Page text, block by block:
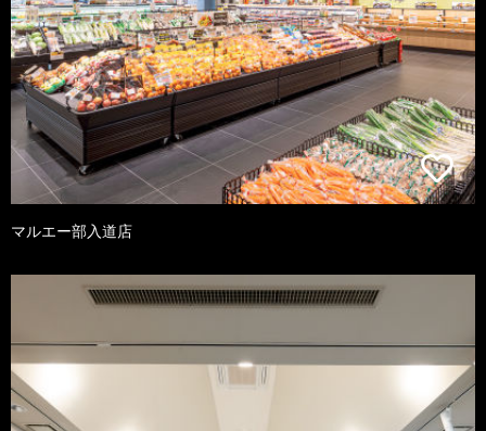
マルエー部入道店